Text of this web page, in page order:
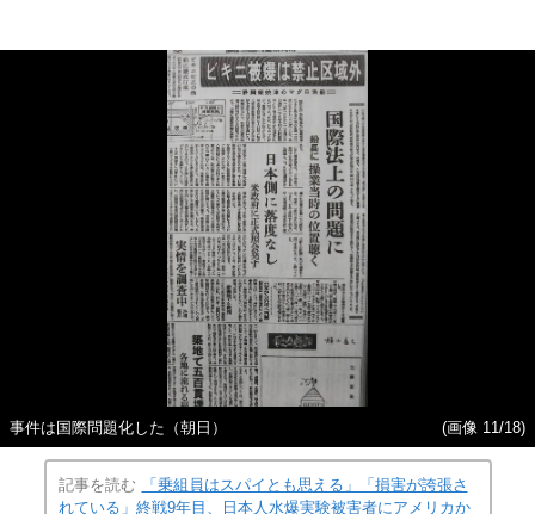
事件は国際問題化した（朝日） (画像 11/18)
記事を読む
「乗組員はスパイとも思える」「損害が誇張さ
れている」終戦9年目、日本人水爆実験被害者にアメリカか